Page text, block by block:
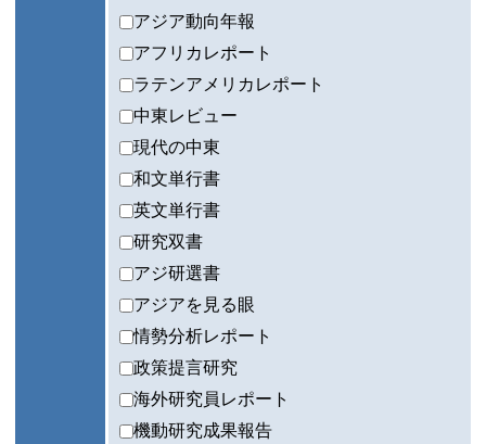
アジア動向年報
アフリカレポート
ラテンアメリカレポート
中東レビュー
現代の中東
和文単行書
英文単行書
研究双書
アジ研選書
アジアを見る眼
情勢分析レポート
政策提言研究
海外研究員レポート
機動研究成果報告